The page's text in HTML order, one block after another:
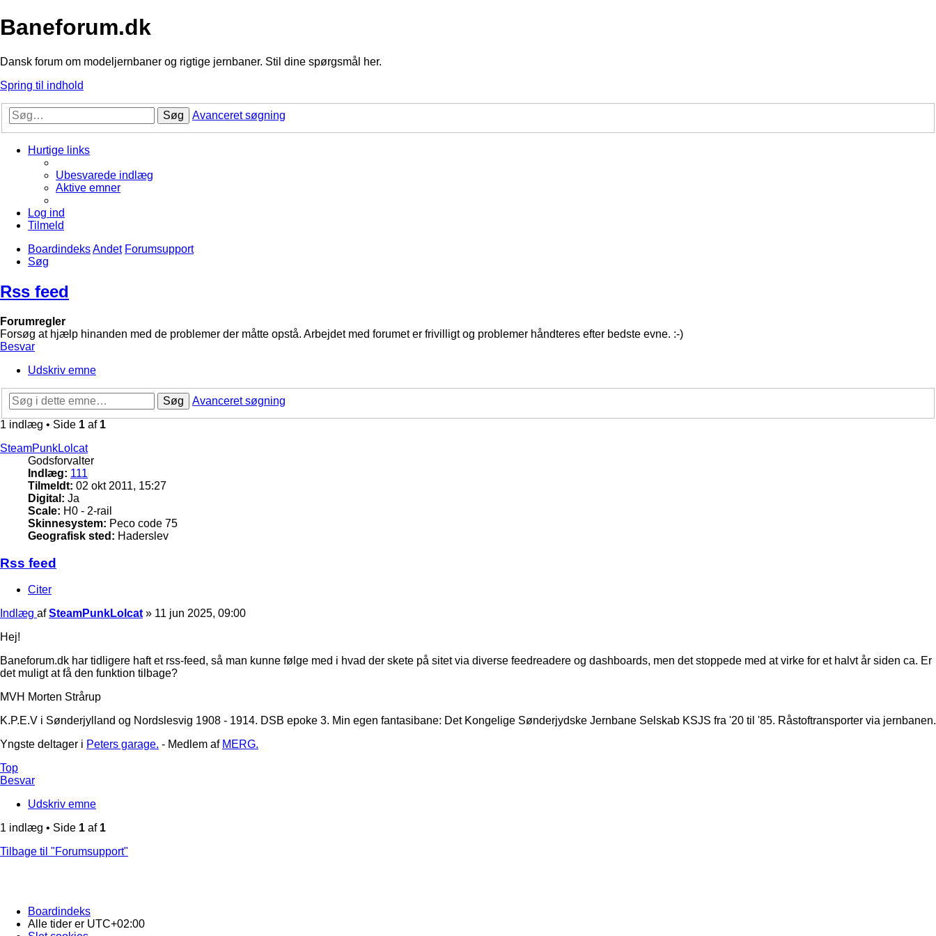
Baneforum.dk
Dansk forum om modeljernbaner og rigtige jernbaner. Stil dine spørgsmål her.
Spring til indhold
Søg Avanceret søgning
Hurtige links
Ubesvarede indlæg
Aktive emner
Log ind
Tilmeld
BoardindeksAndet Forumsupport
Søg
Rss feed
Forumregler
Forsøg at hjælp hinanden med de problemer der måtte opstå. Arbejdet med forumet er frivilligt og problemer håndteres efter bedste evne. :-)
Besvar
Udskriv emne
Søg
Avanceret søgning
1 indlæg • Side 1 af 1
SteamPunkLolcat
Godsforvalter
Indlæg: 111
Tilmeldt: 02 okt 2011, 15:27
Digital: Ja
Scale: H0 - 2-rail
Skinnesystem: Peco code 75
Geografisk sted: Haderslev
Rss feed
Citer
Indlæg afSteamPunkLolcat » 11 jun 2025, 09:00
Hej!
Baneforum.dk har tidligere haft et rss-feed, så man kunne følge med i hvad der skete på sitet via diverse feedreadere og dashboards, men det stoppede med at virke for et halvt år siden ca. Er
det muligt at få den funktion tilbage?
MVH Morten Strårup
K.P.E.V i Sønderjylland og Nordslesvig 1908 - 1914. DSB epoke 3. Min egen fantasibane: Det Kongelige Sønderjydske Jernbane Selskab KSJS fra '20 til '85. Råstoftransporter via jernbanen.
Yngste deltager i Peters garage. - Medlem af MERG.
Top
Besvar
Udskriv emne
1 indlæg • Side 1 af 1
Tilbage til "Forumsupport"
Boardindeks
Alle tider er UTC+02:00